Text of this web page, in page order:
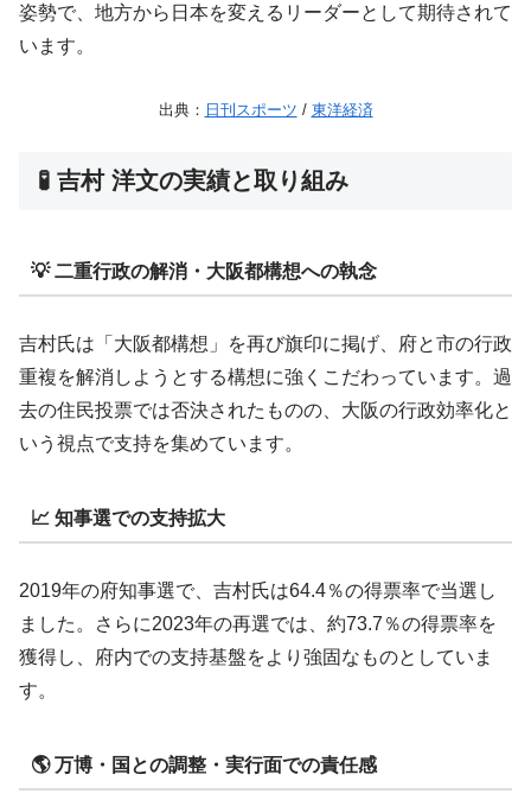
姿勢で、地方から日本を変えるリーダーとして期待されて
います。
出典： 日刊スポーツ / 東洋経済
🧪 吉村 洋文の実績と取り組み
💡 二重行政の解消・大阪都構想への執念
吉村氏は「大阪都構想」を再び旗印に掲げ、府と市の行政
重複を解消しようとする構想に強くこだわっています。過
去の住民投票では否決されたものの、大阪の行政効率化と
いう視点で支持を集めています。
📈 知事選での支持拡大
2019年の府知事選で、吉村氏は64.4％の得票率で当選し
ました。さらに2023年の再選では、約73.7％の得票率を
獲得し、府内での支持基盤をより強固なものとしていま
す。
🌎 万博・国との調整・実行面での責任感